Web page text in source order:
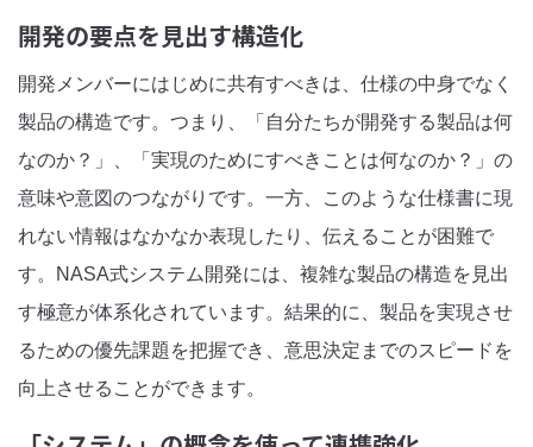
開発の要点を見出す構造化
開発メンバーにはじめに共有すべきは、仕様の中身でなく
製品の構造です。つまり、「自分たちが開発する製品は何
なのか？」、「実現のためにすべきことは何なのか？」の
意味や意図のつながりです。一方、このような仕様書に現
れない情報はなかなか表現したり、伝えることが困難で
す。NASA式システム開発には、複雑な製品の構造を見出
す極意が体系化されています。結果的に、製品を実現させ
るための優先課題を把握でき、意思決定までのスピードを
向上させることができます。